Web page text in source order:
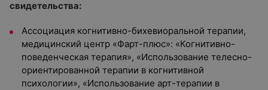
свидетельства:
Ассоциация когнитивно-бихевиоральной терапии,
медицинский центр «Фарт-плюс»: «Когнитивно-
поведенческая терапия», «Использование телесно-
ориентированной терапии в когнитивной
психологии», «Использование арт-терапии в